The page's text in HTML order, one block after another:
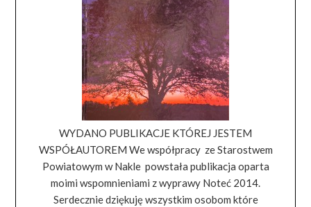
WYDANO PUBLIKACJE KTÓREJ JESTEM
WSPÓŁAUTOREM We współpracy ze Starostwem
Powiatowym w Nakle powstała publikacja oparta
moimi wspomnieniami z wyprawy Noteć 2014.
Serdecznie dziękuję wszystkim osobom które